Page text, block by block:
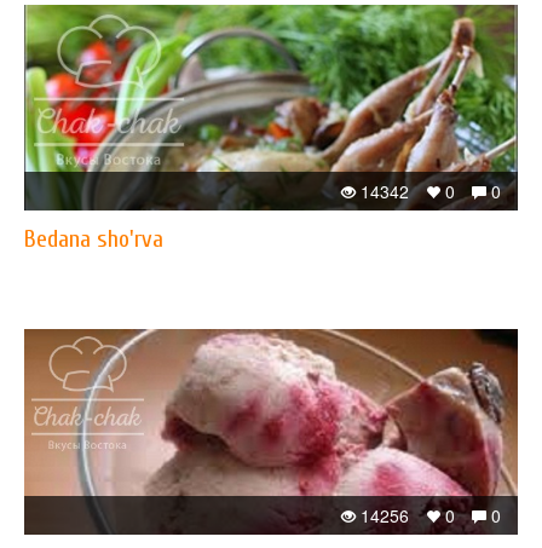
0
0
14342
Bedana sho'rva
0
0
14256